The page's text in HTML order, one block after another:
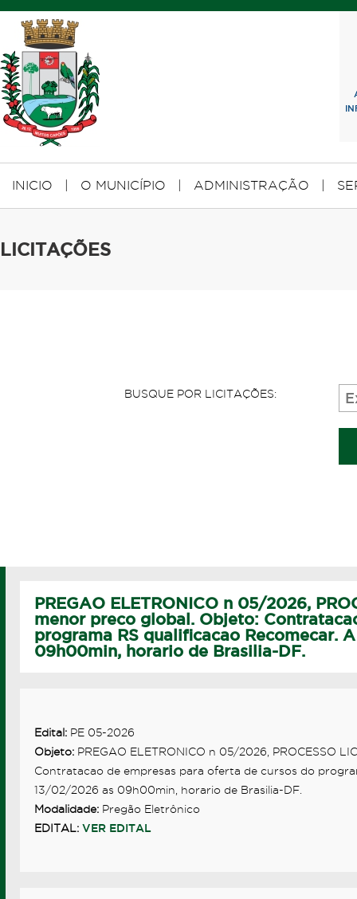
INICIO O MUNICÍPIO ADMINISTRAÇÃO
LICITAÇÕES
BUSQUE POR LICITAÇÕES:
PREGAO ELETRONICO n 05/2026,
menor preco global. Objeto:
programa RS qualificacao Recomecar.
09h00min, horario de Brasilia-DF.
Edital:PE 05-2026
Objeto:PREGAO ELETRONICO n 05/2026, PROCESSO
Contratacao de empresas para oferta de cursos do
13/02/2026 as 09h00min, horario de Brasilia-DF.
Modalidade:Pregão Eletrônico
EDITAL: VER EDITAL